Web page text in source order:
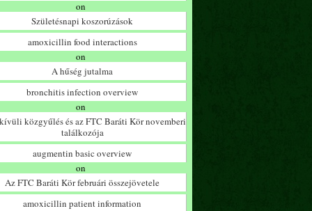
on
Születésnapi koszorúzások
amoxicillin food interactions
on
A hűség jutalma
bronchitis infection overview
on
közgyűlés és az FTC Baráti Kör novemberi
találkozója
augmentin basic overview
on
Az FTC Baráti Kör februári összejövetele
amoxicillin patient information